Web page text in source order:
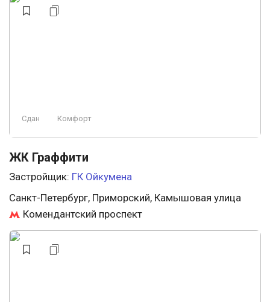
Сдан Комфорт
ЖК Граффити
Застройщик: ГК Ойкумена
Санкт-Петербург, Приморский, Камышовая улица
Комендантский проспект